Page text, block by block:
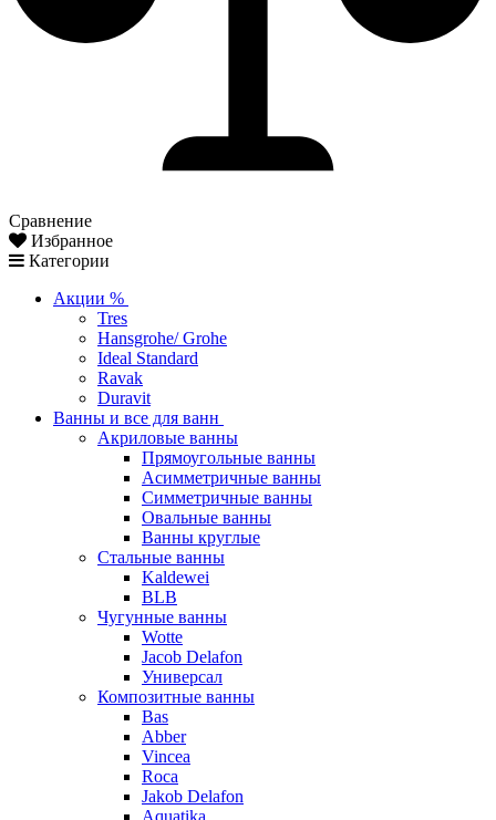
Сравнение
Избранное
Категории
Акции %
Tres
Hansgrohe/ Grohe
Ideal Standard
Ravak
Duravit
Ванны и все для ванн
Акриловые ванны
Прямоугольные ванны
Асимметричные ванны
Симметричные ванны
Овальные ванны
Ванны круглые
Стальные ванны
Kaldewei
BLB
Чугунные ванны
Wotte
Jacob Delafon
Универсал
Композитные ванны
Bas
Abber
Vincea
Roca
Jakob Delafon
Aquatika